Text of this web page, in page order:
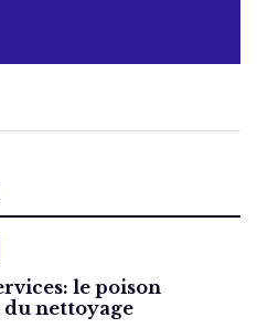
le poison
nettoyage